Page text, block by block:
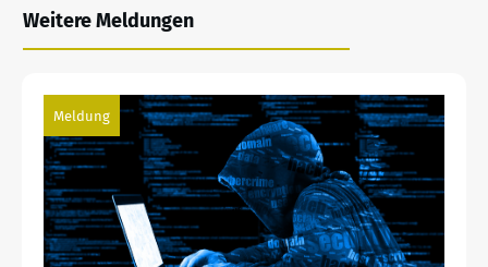
Weitere Meldungen
Meldung